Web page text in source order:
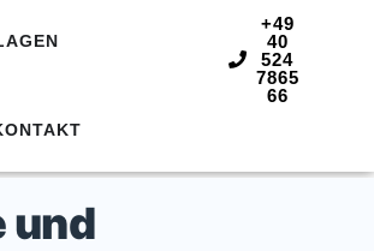
Öffne Versicherungen &
+49
40
524
7865
66
und